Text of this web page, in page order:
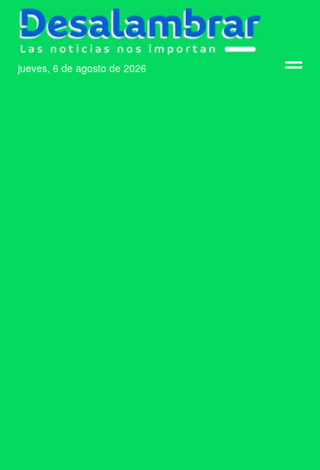
jueves, 6 de agosto de 2026